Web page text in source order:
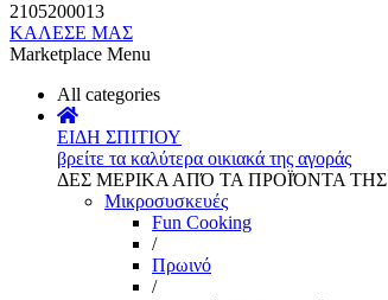
2105200013
ΚΑΛΕΣΕ ΜΑΣ
Marketplace Menu
All categories
ΕΙΔΗ ΣΠΙΤΙΟΥ
βρείτε τα καλύτερα οικιακά της αγοράς
ΔΕΣ ΜΕΡΙΚΑ ΑΠΌ ΤΑ ΠΡΟΪΌΝΤΑ ΤΗΣ
Μικροσυσκευές
Fun Cooking
/
Πρωινό
/